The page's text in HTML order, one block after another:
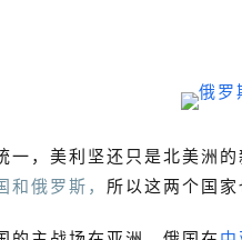
一，美利坚还只是北美洲
和俄罗斯， 所以这两个国家